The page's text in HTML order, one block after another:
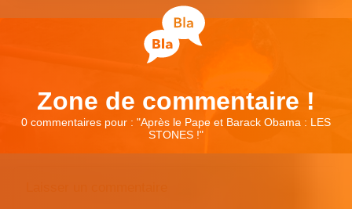
Zone de commentaire !
0 commentaires pour : "Après le Pape et Barack Obama : LES
STONES !"